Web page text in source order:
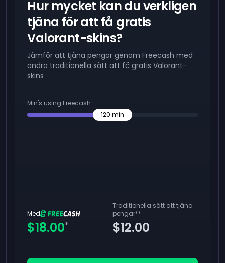
Hur mycket kan du verkligen
tjäna för att få gratis
Valorant-skins?
Jämför att tjäna pengar genom Freecash med
andra traditionella sätt att få gratis Valorant-
skins
Min's using Freecash:
120 min
Med
$18.00*
Traditionella sätt att tjäna
pengar**
$12.00